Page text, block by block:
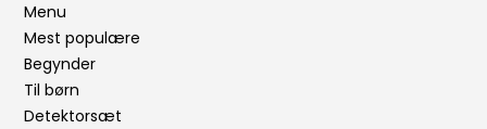
Menu
Mest populære
Begynder
Til børn
Detektorsæt